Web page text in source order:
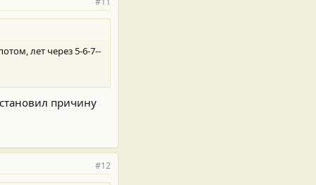
лет через 5-6-7--
причину
#12